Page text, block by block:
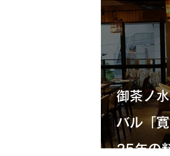
たち
御茶ノ
バル「
25年の